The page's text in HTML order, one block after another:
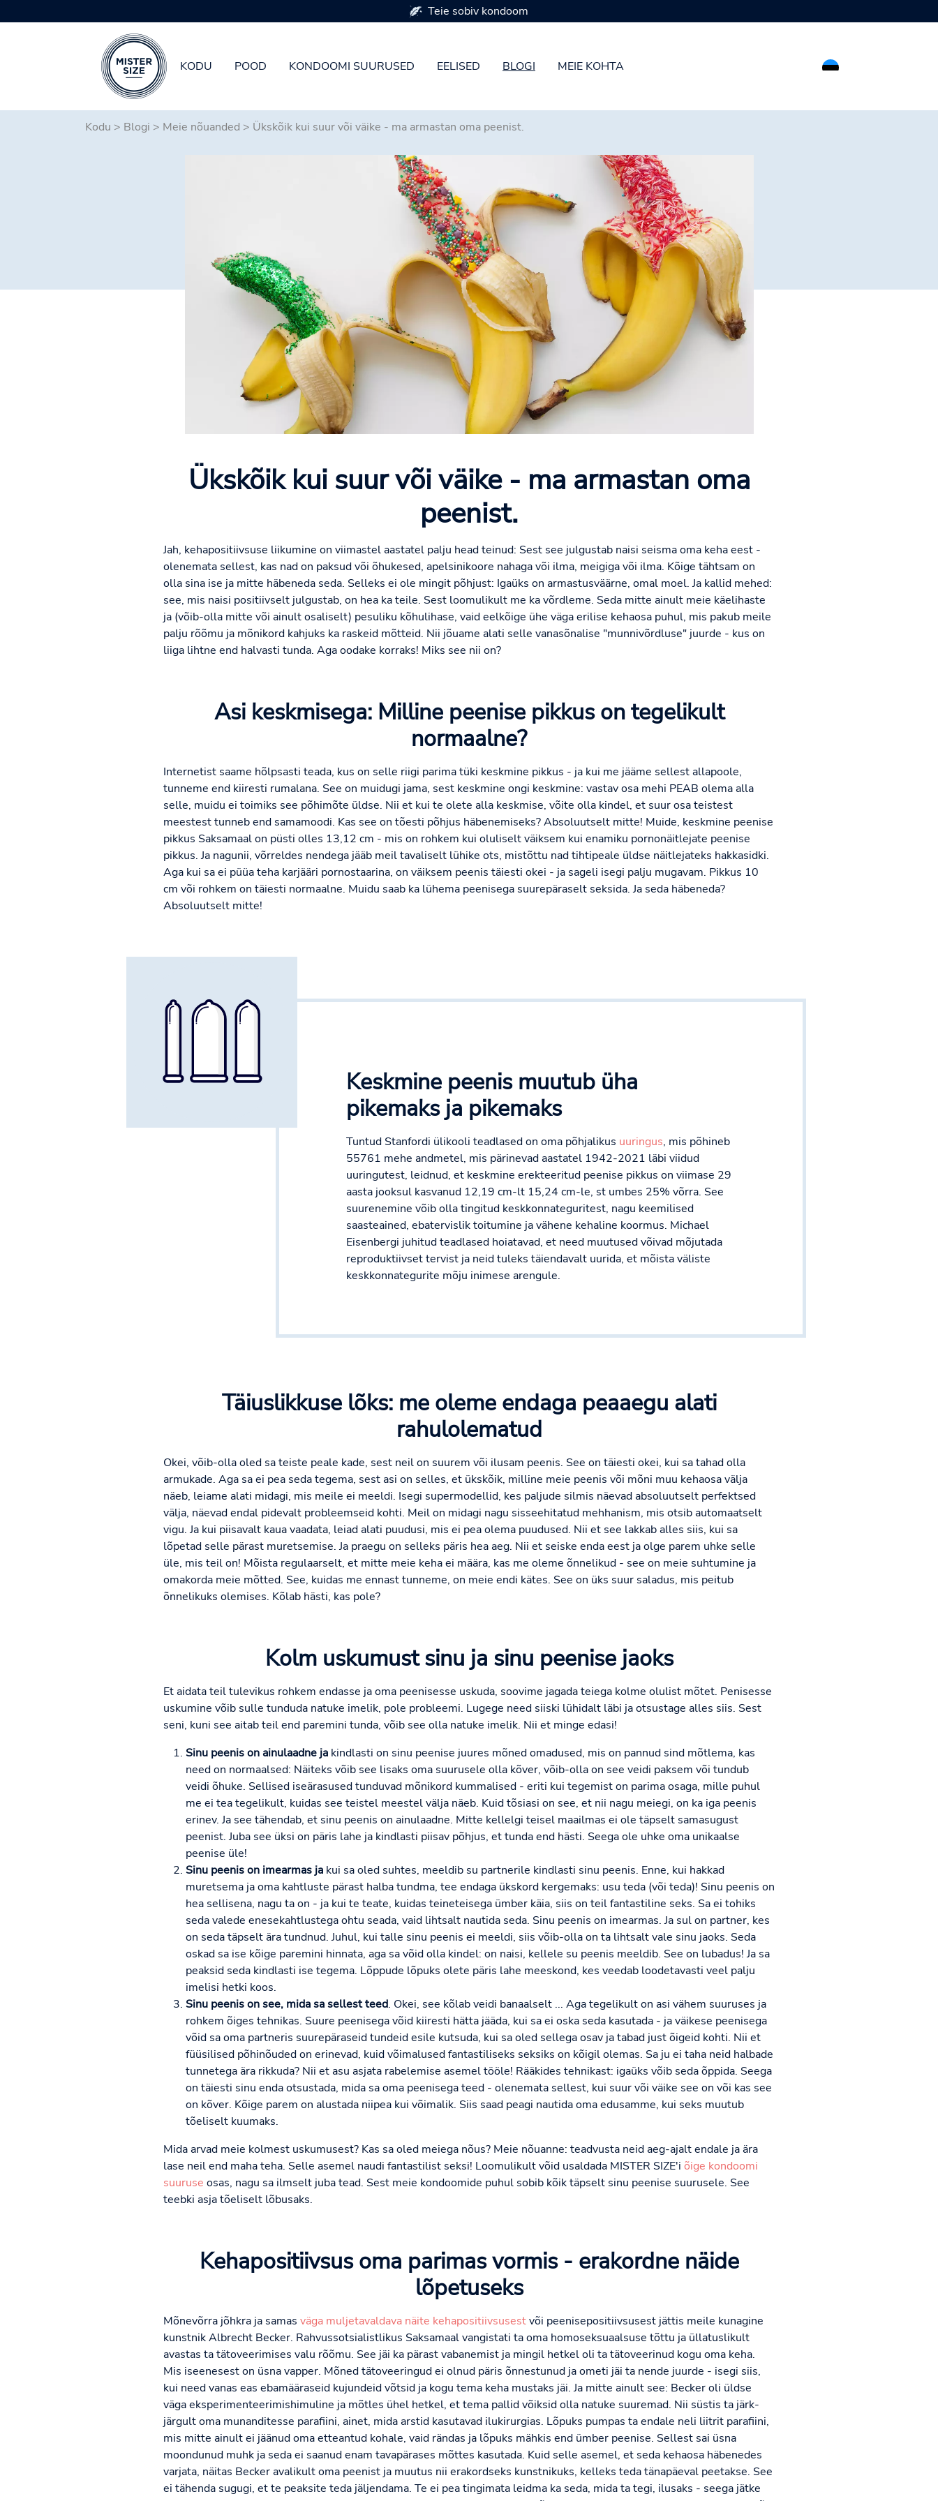
KODU POOD KONDOOMI SUURUSED EELISED BLOGI MEIE KOHTA
Saadaval 7 kondoomi suuruses
Kodu > Blogi > Meie nõuanded > Ükskõik kui suur või väike - ma armastan oma peenist.
Ükskõik kui suur või väike - ma armastan oma
peenist.
Jah, kehapositiivsuse liikumine on viimastel aastatel palju head teinud: Sest see julgustab naisi seisma oma keha eest -
olenemata sellest, kas nad on paksud või õhukesed, apelsinikoore nahaga või ilma, meigiga või ilma. Kõige tähtsam on
olla sina ise ja mitte häbeneda seda. Selleks ei ole mingit põhjust: Igaüks on armastusväärne, omal moel. Ja kallid mehed:
see, mis naisi positiivselt julgustab, on hea ka teile. Sest loomulikult me ka võrdleme. Seda mitte ainult meie käelihaste
ja (võib-olla mitte või ainult osaliselt) pesuliku kõhulihase, vaid eelkõige ühe väga erilise kehaosa puhul, mis pakub meile
palju rõõmu ja mõnikord kahjuks ka raskeid mõtteid. Nii jõuame alati selle vanasõnalise "munnivõrdluse" juurde - kus on
liiga lihtne end halvasti tunda. Aga oodake korraks! Miks see nii on?
Asi keskmisega: Milline peenise pikkus on tegelikult
normaalne?
Internetist saame hõlpsasti teada, kus on selle riigi parima tüki keskmine pikkus - ja kui me jääme sellest allapoole,
tunneme end kiiresti rumalana. See on muidugi jama, sest keskmine ongi keskmine: vastav osa mehi PEAB olema alla
selle, muidu ei toimiks see põhimõte üldse. Nii et kui te olete alla keskmise, võite olla kindel, et suur osa teistest
meestest tunneb end samamoodi. Kas see on tõesti põhjus häbenemiseks? Absoluutselt mitte! Muide, keskmine peenise
pikkus Saksamaal on püsti olles 13,12 cm - mis on rohkem kui oluliselt väiksem kui enamiku pornonäitlejate peenise
pikkus. Ja nagunii, võrreldes nendega jääb meil tavaliselt lühike ots, mistõttu nad tihtipeale üldse näitlejateks hakkasidki.
Aga kui sa ei püüa teha karjääri pornostaarina, on väiksem peenis täiesti okei - ja sageli isegi palju mugavam. Pikkus 10
cm või rohkem on täiesti normaalne. Muidu saab ka lühema peenisega suurepäraselt seksida. Ja seda häbeneda?
Absoluutselt mitte!
Keskmine peenis muutub üha
pikemaks ja pikemaks
Tuntud Stanfordi ülikooli teadlased on oma põhjalikus uuringus, mis põhineb
55761 mehe andmetel, mis pärinevad aastatel 1942-2021 läbi viidud
uuringutest, leidnud, et keskmine erekteeritud peenise pikkus on viimase 29
aasta jooksul kasvanud 12,19 cm-lt 15,24 cm-le, st umbes 25% võrra. See
suurenemine võib olla tingitud keskkonnateguritest, nagu keemilised
saasteained, ebatervislik toitumine ja vähene kehaline koormus. Michael
Eisenbergi juhitud teadlased hoiatavad, et need muutused võivad mõjutada
reproduktiivset tervist ja neid tuleks täiendavalt uurida, et mõista väliste
keskkonnategurite mõju inimese arengule.
Täiuslikkuse lõks: me oleme endaga peaaegu alati
rahulolematud
Okei, võib-olla oled sa teiste peale kade, sest neil on suurem või ilusam peenis. See on täiesti okei, kui sa tahad olla
armukade. Aga sa ei pea seda tegema, sest asi on selles, et ükskõik, milline meie peenis või mõni muu kehaosa välja
näeb, leiame alati midagi, mis meile ei meeldi. Isegi supermodellid, kes paljude silmis näevad absoluutselt perfektsed
välja, näevad endal pidevalt probleemseid kohti. Meil on midagi nagu sisseehitatud mehhanism, mis otsib automaatselt
vigu. Ja kui piisavalt kaua vaadata, leiad alati puudusi, mis ei pea olema puudused. Nii et see lakkab alles siis, kui sa
lõpetad selle pärast muretsemise. Ja praegu on selleks päris hea aeg. Nii et seiske enda eest ja olge parem uhke selle
üle, mis teil on! Mõista regulaarselt, et mitte meie keha ei määra, kas me oleme õnnelikud - see on meie suhtumine ja
omakorda meie mõtted. See, kuidas me ennast tunneme, on meie endi kätes. See on üks suur saladus, mis peitub
õnnelikuks olemises. Kõlab hästi, kas pole?
Kolm uskumust sinu ja sinu peenise jaoks
Et aidata teil tulevikus rohkem endasse ja oma peenisesse uskuda, soovime jagada teiega kolme olulist mõtet. Penisesse
uskumine võib sulle tunduda natuke imelik, pole probleemi. Lugege need siiski lühidalt läbi ja otsustage alles siis. Sest
seni, kuni see aitab teil end paremini tunda, võib see olla natuke imelik. Nii et minge edasi!
Sinu peenis on ainulaadne jakindlasti on sinu peenise juures mõned omadused, mis on pannud sind mõtlema, kas
need on normaalsed: Näiteks võib see lisaks oma suurusele olla kõver, võib-olla on see veidi paksem või tundub
veidi õhuke. Sellised iseärasused tunduvad mõnikord kummalised - eriti kui tegemist on parima osaga, mille puhul
me ei tea tegelikult, kuidas see teistel meestel välja näeb. Kuid tõsiasi on see, et nii nagu meiegi, on ka iga peenis
erinev. Ja see tähendab, et sinu peenis on ainulaadne. Mitte kellelgi teisel maailmas ei ole täpselt samasugust
peenist. Juba see üksi on päris lahe ja kindlasti piisav põhjus, et tunda end hästi. Seega ole uhke oma unikaalse
peenise üle!
Sinu peenis on imearmas jakui sa oled suhtes, meeldib su partnerile kindlasti sinu peenis. Enne, kui hakkad
muretsema ja oma kahtluste pärast halba tundma, tee endaga ükskord kergemaks: usu teda (või teda)! Sinu peenis on
hea sellisena, nagu ta on - ja kui te teate, kuidas teineteisega ümber käia, siis on teil fantastiline seks. Sa ei tohiks
seda valede enesekahtlustega ohtu seada, vaid lihtsalt nautida seda. Sinu peenis on imearmas. Ja sul on partner, kes
on seda täpselt ära tundnud. Juhul, kui talle sinu peenis ei meeldi, siis võib-olla on ta lihtsalt vale sinu jaoks. Seda
oskad sa ise kõige paremini hinnata, aga sa võid olla kindel: on naisi, kellele su peenis meeldib. See on lubadus! Ja sa
peaksid seda kindlasti ise tegema. Lõppude lõpuks olete päris lahe meeskond, kes veedab loodetavasti veel palju
imelisi hetki koos.
Sinu peenis on see, mida sa sellest teed. Okei, see kõlab veidi banaalselt ... Aga tegelikult on asi vähem suuruses ja
rohkem õiges tehnikas. Suure peenisega võid kiiresti hätta jääda, kui sa ei oska seda kasutada - ja väikese peenisega
võid sa oma partneris suurepäraseid tundeid esile kutsuda, kui sa oled sellega osav ja tabad just õigeid kohti. Nii et
füüsilised põhinõuded on erinevad, kuid võimalused fantastiliseks seksiks on kõigil olemas. Sa ju ei taha neid halbade
tunnetega ära rikkuda? Nii et asu asjata rabelemise asemel tööle! Rääkides tehnikast: igaüks võib seda õppida. Seega
on täiesti sinu enda otsustada, mida sa oma peenisega teed - olenemata sellest, kui suur või väike see on või kas see
on kõver. Kõige parem on alustada niipea kui võimalik. Siis saad peagi nautida oma edusamme, kui seks muutub
tõeliselt kuumaks.
Mida arvad meie kolmest uskumusest? Kas sa oled meiega nõus? Meie nõuanne: teadvusta neid aeg-ajalt endale ja ära
lase neil end maha teha. Selle asemel naudi fantastilist seksi! Loomulikult võid usaldada MISTER SIZE'i õige kondoomi
suuruse osas, nagu sa ilmselt juba tead. Sest meie kondoomide puhul sobib kõik täpselt sinu peenise suurusele. See
teebki asja tõeliselt lõbusaks.
Kehapositiivsus oma parimas vormis - erakordne näide
lõpetuseks
Mõnevõrra jõhkra ja samas väga muljetavaldava näite kehapositiivsusestvõi peenisepositiivsusest jättis meile kunagine
kunstnik Albrecht Becker. Rahvussotsialistlikus Saksamaal vangistati ta oma homoseksuaalsuse tõttu ja üllatuslikult
avastas ta tätoveerimises valu rõõmu. See jäi ka pärast vabanemist ja mingil hetkel oli ta tätoveerinud kogu oma keha.
Mis iseenesest on üsna vapper. Mõned tätoveeringud ei olnud päris õnnestunud ja ometi jäi ta nende juurde - isegi siis,
kui need vanas eas ebamääraseid kujundeid võtsid ja kogu tema keha mustaks jäi. Ja mitte ainult see: Becker oli üldse
väga eksperimenteerimishimuline ja mõtles ühel hetkel, et tema pallid võiksid olla natuke suuremad. Nii süstis ta järk-
järgult oma munanditesse parafiini, ainet, mida arstid kasutavad ilukirurgias. Lõpuks pumpas ta endale neli liitrit parafiini,
mis mitte ainult ei jäänud oma etteantud kohale, vaid rändas ja lõpuks mähkis end ümber peenise. Sellest sai üsna
moondunud muhk ja seda ei saanud enam tavapärases mõttes kasutada. Kuid selle asemel, et seda kehaosa häbenedes
varjata, näitas Becker avalikult oma peenist ja muutus nii erakordseks kunstnikuks, kelleks teda tänapäeval peetakse. See
ei tähenda sugugi, et te peaksite teda jäljendama. Te ei pea tingimata leidma ka seda, mida ta tegi, ilusaks - seega jätke